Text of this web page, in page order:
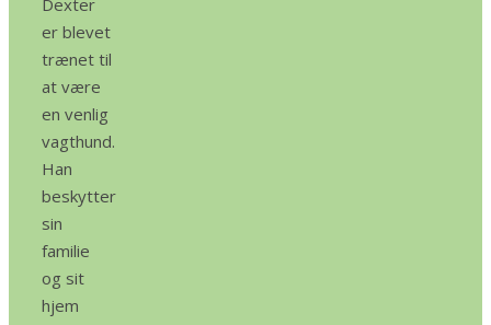
Dexter
er blevet
trænet til
at være
en venlig
vagthund.
Han
beskytter
sin
familie
og sit
hjem